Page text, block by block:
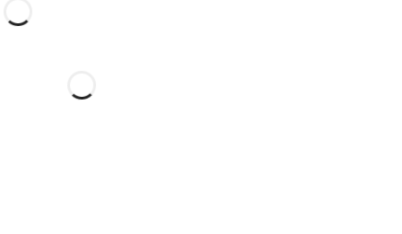
en este soñado hotel?